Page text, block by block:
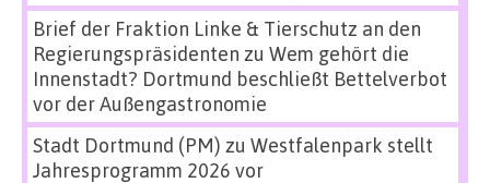
Brief der Fraktion Linke & Tierschutz an den
Regierungspräsidenten zu Wem gehört die
Innenstadt? Dortmund beschließt Bettelverbot
vor der Außengastronomie
Stadt Dortmund (PM) zu Westfalenpark stellt
Jahresprogramm 2026 vor